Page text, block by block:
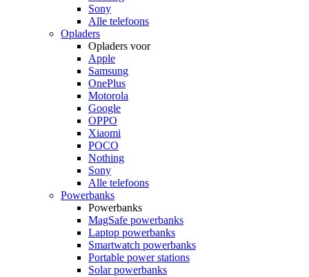
Sony
Alle telefoons
Opladers
Opladers voor
Apple
Samsung
OnePlus
Motorola
Google
OPPO
Xiaomi
POCO
Nothing
Sony
Alle telefoons
Powerbanks
Powerbanks
MagSafe powerbanks
Laptop powerbanks
Smartwatch powerbanks
Portable power stations
Solar powerbanks